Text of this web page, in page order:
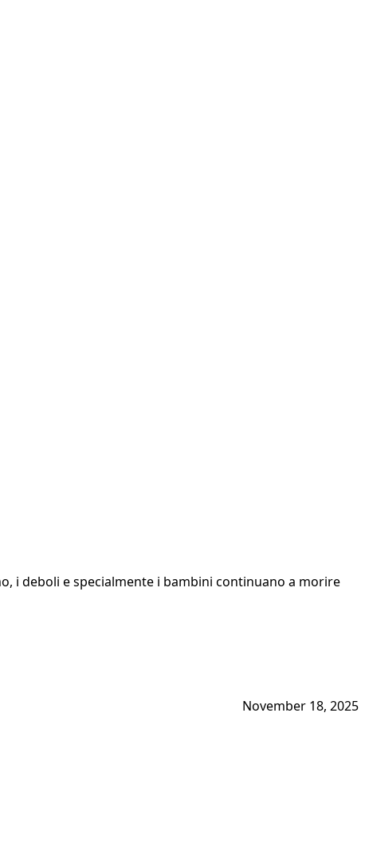
i deboli e specialmente i bambini continuano a morire
November 18, 2025